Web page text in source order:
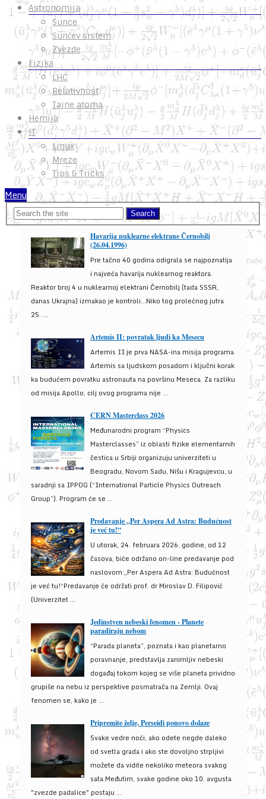
Astronomija
Sunce
Sunčev sistem
Zvezde
Fizika
LHC
Relativnost
Tajne atoma
Hemija
IT
Linux
Mreze
Tips & Tricks
Menu
Havarija nuklearne elektrane Černobilj
(26.04.1996)
Pre tačno 40 godina odigrala se najpoznatija
i najveća havarija nuklearnog reaktora.
Reaktor broj 4 u nuklearnoj elektrani Černobilj (tada SSSR,
danas Ukrajna) izmakao je kontroli...Niko tog prolećnog jutra
25. ...
Artemis II: povratak ljudi ka Mesecu
Artemis II je prva NASA-ina misija programa
Artemis sa ljudskom posadom i ključni korak
ka budućem povratku astronauta na površinu Meseca. Za razliku
od misija Apollo, cilj ovog programa nije ...
CERN Masterclass 2026
Međunarodni program “Physics
Masterclasses” iz oblasti fizike elementarnih
čestica u Srbiji organizuju univerziteti u
Beogradu, Novom Sadu, Nišu i Kragujevcu, u
saradnji sa IPPOG (“International Particle Physics Outreach
Group”). Program će se ...
Predavanje „Per Aspera Ad Astra: Budućnost
je već tu!“
U utorak, 24. februara 2026. godine, od 12
časova, biće održano on-line predavanje pod
naslovom:„Per Aspera Ad Astra: Budućnost
je već tu!“Predavanje će održati prof. dr Miroslav D. Filipović
(Univerzitet ...
Jedinstven nebeski fenomen - Planete
paradiraju nebom
“Parada planeta”, poznata i kao planetarno
poravnanje, predstavlja zanimljiv nebeski
događaj tokom kojeg se više planeta prividno
grupiše na nebu iz perspektive posmatrača na Zemlji. Ovaj
fenomen se, kako je ...
Pripremite želje, Perseidi ponovo dolaze
Svake vedre noći, ako odete negde daleko
od svetla grada i ako ste dovoljno strpljivi
možete da vidite nekoliko meteora svakog
sata.Međutim, svake godine oko 10. avgusta
"zvezde padalice" postaju ...